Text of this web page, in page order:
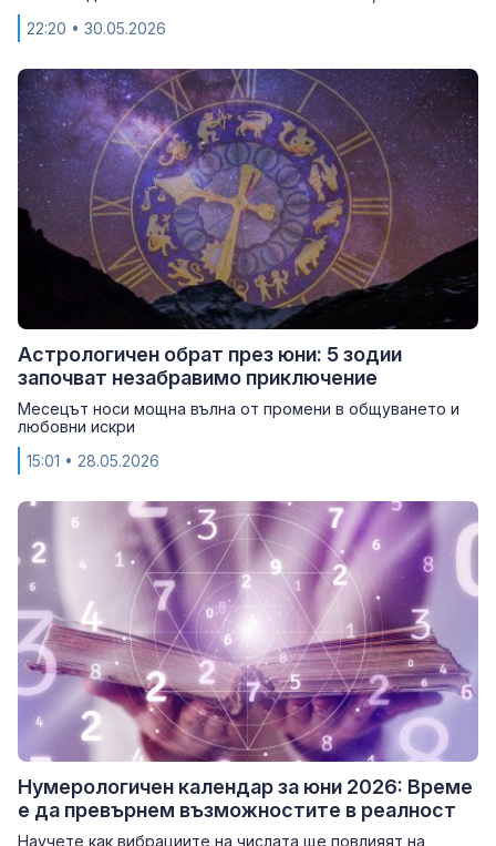
22:20 • 30.05.2026
Астрологичен обрат през юни: 5 зодии
започват незабравимо приключение
Месецът носи мощна вълна от промени в общуването и
любовни искри
15:01 • 28.05.2026
Нумерологичен календар за юни 2026: Време
е да превърнем възможностите в реалност
Научете как вибрациите на числата ще повлияят на